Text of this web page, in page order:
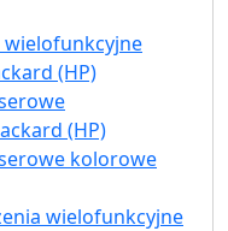
(HP)
(HP)
kolorowe
wielofunkcyjne